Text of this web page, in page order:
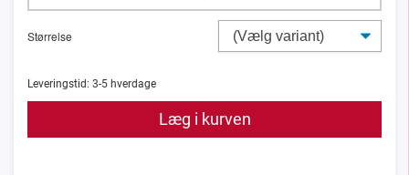
Størrelse
Leveringstid: 3-5 hverdage
Læg i kurven